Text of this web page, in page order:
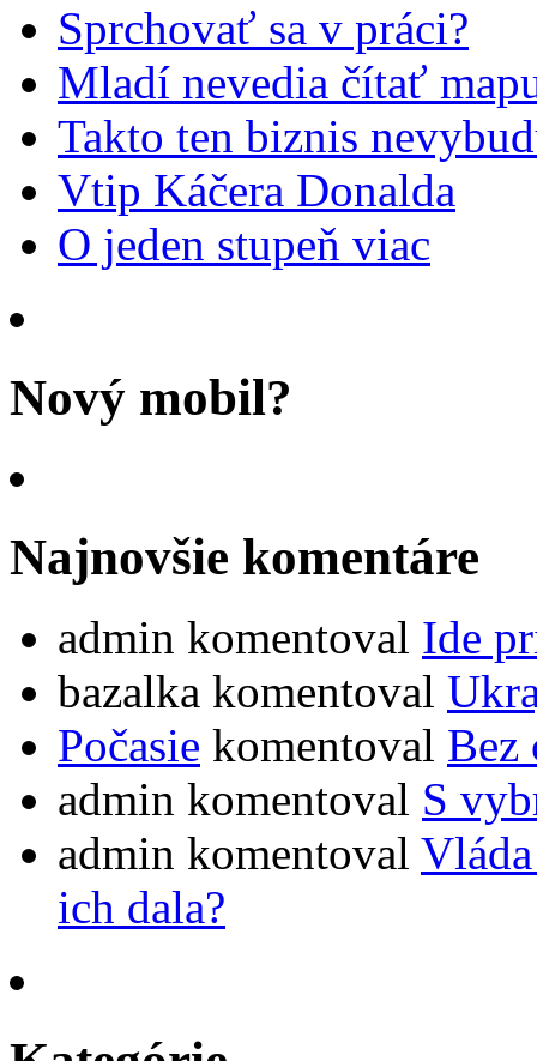
Sprchovať sa v práci?
Mladí nevedia čítať
Takto ten biznis
Vtip Káčera Donalda
O jeden stupeň viac
Nový mobil?
Najnovšie komentáre
admin komentoval Ide
bazalka komentoval
Počasie komentoval Bez
admin komentoval S
admin komentoval
ich dala?